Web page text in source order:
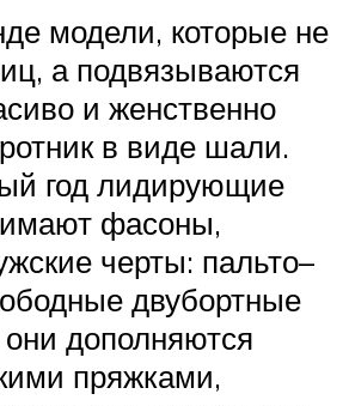
модели, которые не
а подвязываются
и женственно
в виде шали.
год лидирующие
фасоны,
черты: пальто–
двубортные
дополняются
пряжками,